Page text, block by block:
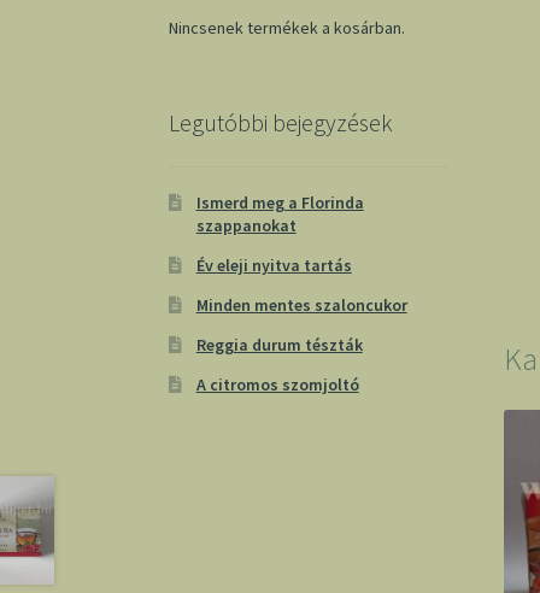
Nincsenek termékek a kosárban.
Legutóbbi bejegyzések
Ismerd meg a Florinda
szappanokat
Év eleji nyitva tartás
Minden mentes szaloncukor
Reggia durum tészták
A citromos szomjoltó